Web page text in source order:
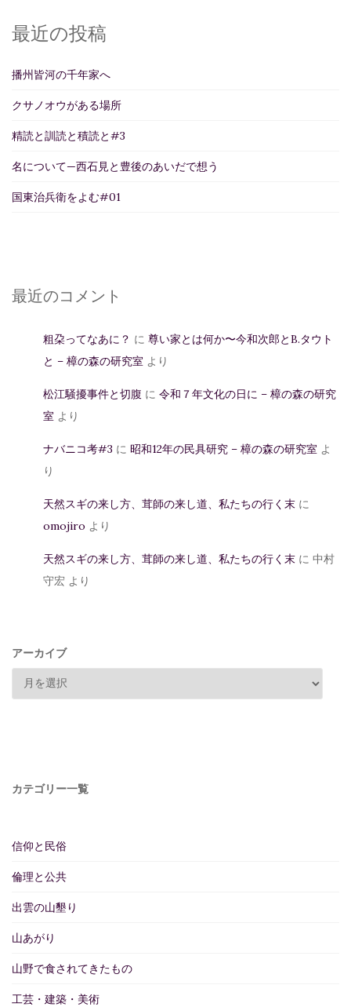
最近の投稿
播州皆河の千年家へ
クサノオウがある場所
精読と訓読と積読と#3
名について—西石見と豊後のあいだで想う
国東治兵衛をよむ#01
最近のコメント
粗朶ってなあに？ に 尊い家とは何か〜今和次郎とB.タウト
と – 樟の森の研究室 より
松江騒擾事件と切腹 に 令和７年文化の日に – 樟の森の研究
室 より
ナバニコ考#3 に 昭和12年の民具研究 – 樟の森の研究室 よ
り
天然スギの来し方、茸師の来し道、私たちの行く末 に
omojiro より
天然スギの来し方、茸師の来し道、私たちの行く末 に 中村
守宏 より
アーカイブ
カテゴリー一覧
信仰と民俗
倫理と公共
出雲の山墾り
山あがり
山野で食されてきたもの
工芸・建築・美術